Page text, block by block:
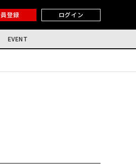
登録 ログイン
EVENT